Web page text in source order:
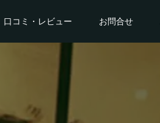
口コミ・レビュー お問合せ